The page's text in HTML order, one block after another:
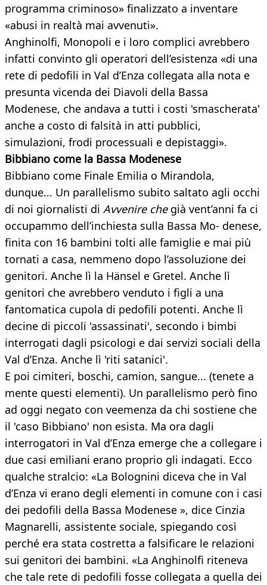
programma criminoso» finalizzato a inventare
«abusi in realtà mai avvenuti».
Anghinolfi, Monopoli e i loro complici avrebbero
infatti convinto gli operatori dell’esistenza «di una
rete di pedofili in Val d’Enza collegata alla nota e
presunta vicenda dei Diavoli della Bassa
Modenese, che andava a tutti i costi 'smascherata'
anche a costo di falsità in atti pubblici,
simulazioni, frodi processuali e depistaggi».
Bibbiano come la Bassa Modenese
Bibbiano come Finale Emilia o Mirandola,
dunque... Un parallelismo subito saltato agli occhi
di noi giornalisti di Avvenire che già vent’anni fa ci
occupammo dell’inchiesta sulla Bassa Mo- denese,
finita con 16 bambini tolti alle famiglie e mai più
tornati a casa, nemmeno dopo l’assoluzione dei
genitori. Anche lì la Hänsel e Gretel. Anche lì
genitori che avrebbero venduto i figli a una
fantomatica cupola di pedofili potenti. Anche lì
decine di piccoli 'assassinati', secondo i bimbi
interrogati dagli psicologi e dai servizi sociali della
Val d’Enza. Anche lì 'riti satanici'.
E poi cimiteri, boschi, camion, sangue... (tenete a
mente questi elementi). Un parallelismo però fino
ad oggi negato con veemenza da chi sostiene che
il 'caso Bibbiano' non esista. Ma ora dagli
interrogatori in Val d’Enza emerge che a collegare i
due casi emiliani erano proprio gli indagati. Ecco
qualche stralcio: «La Bolognini diceva che in Val
d’Enza vi erano degli elementi in comune con i casi
dei pedofili della Bassa Modenese », dice Cinzia
Magnarelli, assistente sociale, spiegando così
perché era stata costretta a falsificare le relazioni
sui genitori dei bambini. «La Anghinolfi riteneva
che tale rete di pedofili fosse collegata a quella dei